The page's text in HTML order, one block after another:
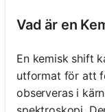
Vad är en
En kemisk shift
utformat för att
observeras i